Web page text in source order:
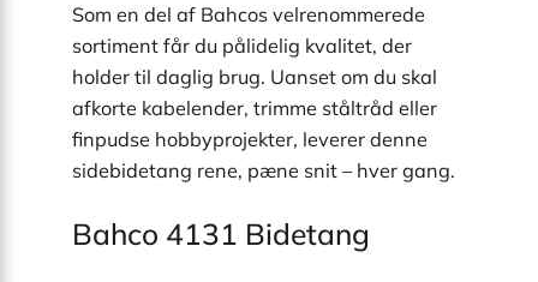
Som en del af Bahcos velrenommerede
sortiment får du pålidelig kvalitet, der
holder til daglig brug. Uanset om du skal
afkorte kabelender, trimme ståltråd eller
finpudse hobbyprojekter, leverer denne
sidebidetang rene, pæne snit – hver gang.
Bahco 4131 Bidetang